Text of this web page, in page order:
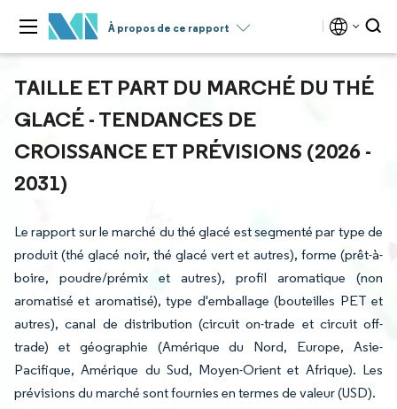
À propos de ce rapport
TAILLE ET PART DU MARCHÉ DU THÉ
GLACÉ - TENDANCES DE
CROISSANCE ET PRÉVISIONS (2026 -
2031)
Le rapport sur le marché du thé glacé est segmenté par type de
produit (thé glacé noir, thé glacé vert et autres), forme (prêt-à-
boire, poudre/prémix et autres), profil aromatique (non
aromatisé et aromatisé), type d'emballage (bouteilles PET et
autres), canal de distribution (circuit on-trade et circuit off-
trade) et géographie (Amérique du Nord, Europe, Asie-
Pacifique, Amérique du Sud, Moyen-Orient et Afrique). Les
prévisions du marché sont fournies en termes de valeur (USD).